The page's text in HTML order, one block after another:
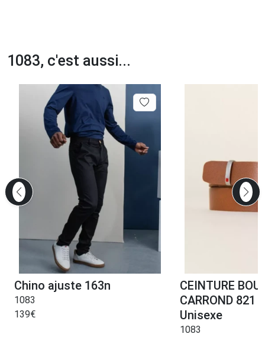
1083, c'est aussi...
Chino ajuste 163n
1083
139€
CEINTURE
CARROND 821
Unisexe
1083